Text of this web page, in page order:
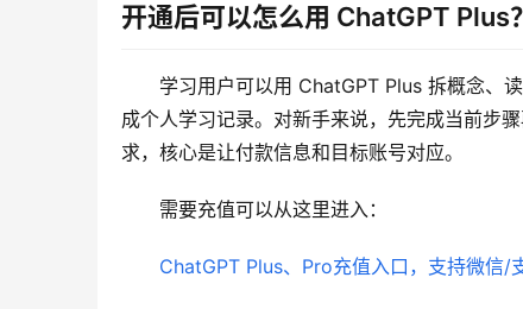
开通后可以怎么用 ChatGPT Plus？
学习用户可以用 ChatGPT Plus 拆概念、
成个人学习记录。对新手来说，先完成当前步
求，核心是让付款信息和目标账号对应。
需要充值可以从这里进入：
ChatGPT Plus、Pro充值入口，支持微信/